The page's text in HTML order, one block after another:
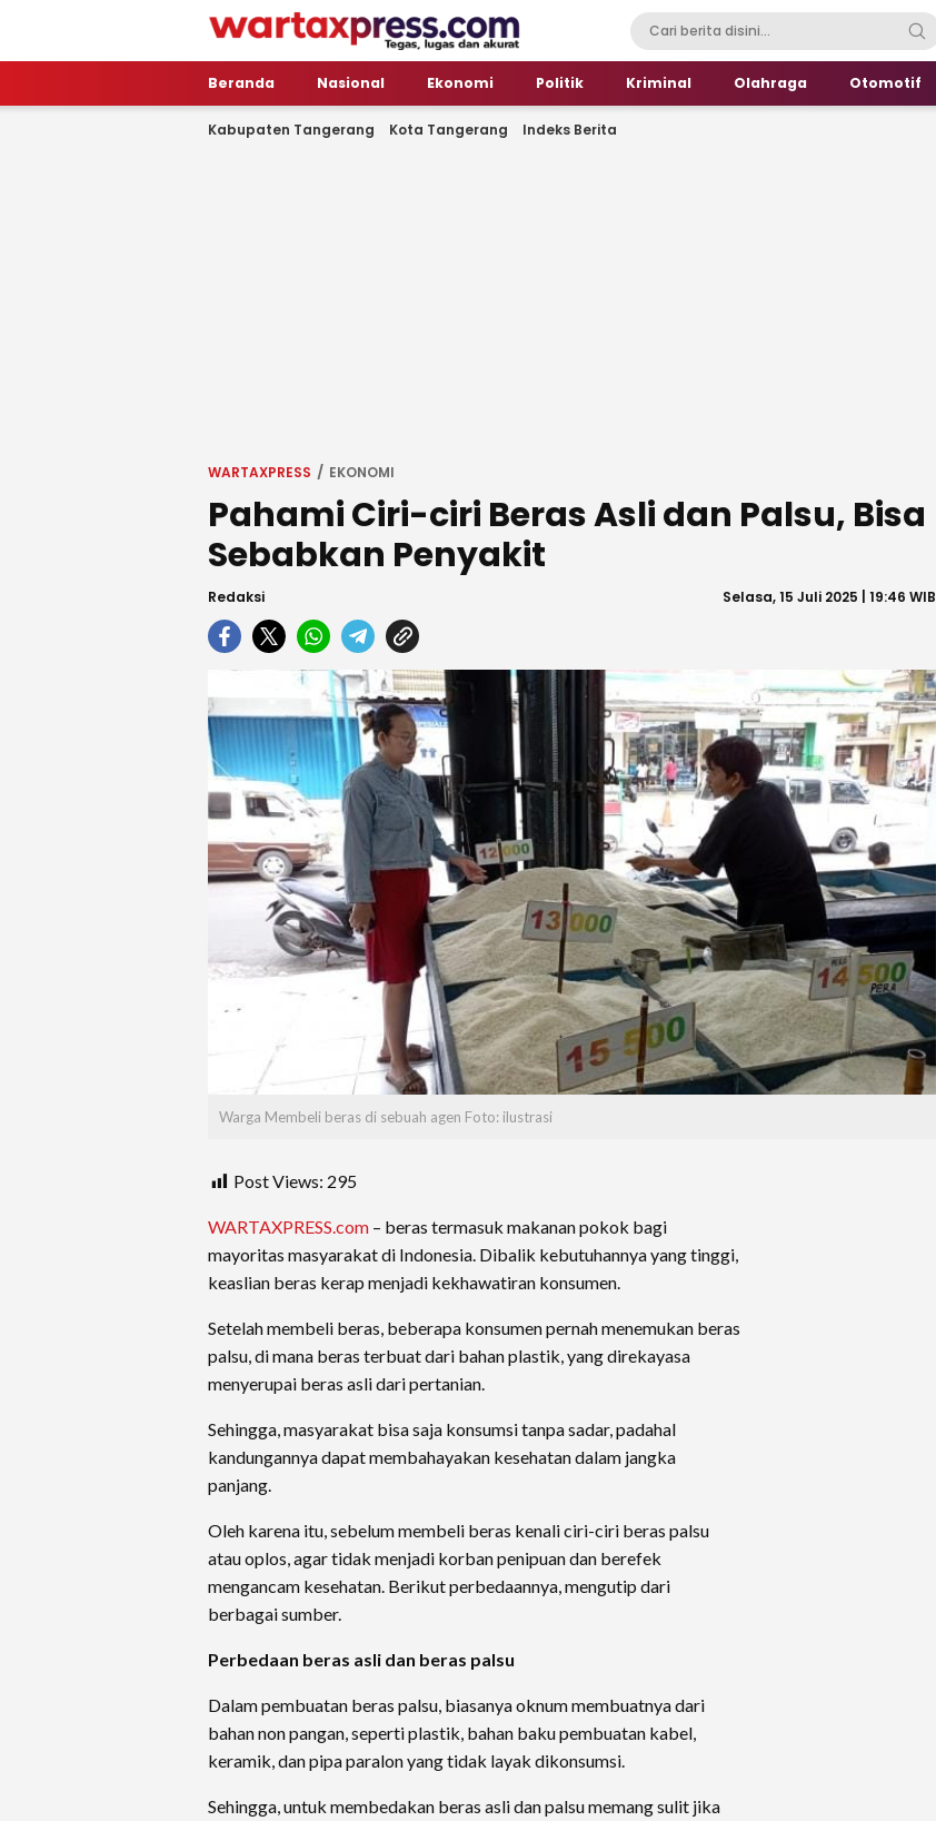
WartaXpress
Tegas, Lugas dan Akurat
Beranda Nasional Ekonomi Politik Kriminal Olahraga Otomotif
Kabupaten Tangerang Kota Tangerang Indeks Berita
WARTAXPRESS EKONOMI
Pahami Ciri-ciri Beras Asli dan Palsu, Bisa
Sebabkan Penyakit
Redaksi Selasa, 15 Juli 2025 | 19:46 WIB
Warga Membeli beras di sebuah agen Foto: ilustrasi
Post Views: 295
WARTAXPRESS.com – beras termasuk makanan pokok bagi
mayoritas masyarakat di Indonesia. Dibalik kebutuhannya yang tinggi,
keaslian beras kerap menjadi kekhawatiran konsumen.
Setelah membeli beras, beberapa konsumen pernah menemukan beras
palsu, di mana beras terbuat dari bahan plastik, yang direkayasa
menyerupai beras asli dari pertanian.
Sehingga, masyarakat bisa saja konsumsi tanpa sadar, padahal
kandungannya dapat membahayakan kesehatan dalam jangka
panjang.
Oleh karena itu, sebelum membeli beras kenali ciri-ciri beras palsu
atau oplos, agar tidak menjadi korban penipuan dan berefek
mengancam kesehatan. Berikut perbedaannya, mengutip dari
berbagai sumber.
Perbedaan beras asli dan beras palsu
Dalam pembuatan beras palsu, biasanya oknum membuatnya dari
bahan non pangan, seperti plastik, bahan baku pembuatan kabel,
keramik, dan pipa paralon yang tidak layak dikonsumsi.
Sehingga, untuk membedakan beras asli dan palsu memang sulit jika